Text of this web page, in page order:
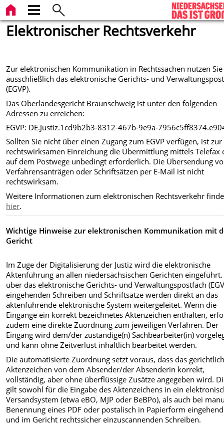
Elektronischer Rechtsverkehr
Zur elektronischen Kommunikation in Rechtssachen nutzen
ausschließlich das elektronische Gerichts- und
(EGVP).
Das Oberlandesgericht Braunschweig ist unter den folgenden
Adressen zu erreichen:
EGVP: DE.Justiz.1cd9b2b3-8312-467b-9e9a-
Sollten Sie nicht über einen Zugang zum EGVP verfügen, ist zur
rechtswirksamen Einreichung die Übermittlung mittels Telefax
auf dem Postwege unbedingt erforderlich. Die Übersendung
Verfahrensanträgen oder Schriftsätzen per E-Mail ist nicht
rechtswirksam.
Weitere Informationen zum elektronischen Rechtsverkehr
hier.
Wichtige Hinweise zur elektronischen Kommunikation mit
Gericht
Im Zuge der Digitalisierung der Justiz wird die elektronische
Aktenführung an allen niedersächsischen Gerichten
über das elektronische Gerichts- und Verwaltungspostfach
eingehenden Schreiben und Schriftsätze werden direkt an das
aktenführende elektronische System weitergeleitet. Wenn die
Eingänge ein korrekt bezeichnetes Aktenzeichen enthalten,
zudem eine direkte Zuordnung zum jeweiligen Verfahren. Der
Eingang wird dem/der zuständige(n) Sachbearbeiter(in)
und kann ohne Zeitverlust inhaltlich bearbeitet werden.
Die automatisierte Zuordnung setzt voraus, dass das
Aktenzeichen von dem Absender/der Absenderin korrekt,
vollständig, aber ohne überflüssige Zusätze angegeben wird.
gilt sowohl für die Eingabe des Aktenzeichens in ein
Versandsystem (etwa eBO, MJP oder BeBPo), als auch bei
Benennung eines PDF oder postalisch in Papierform
und im Gericht rechtssicher einzuscannenden Schreiben.